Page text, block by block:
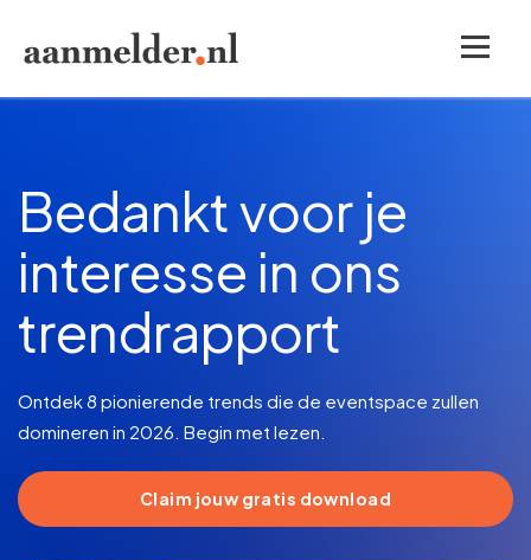
Bedankt voor je
interesse in ons
trendrapport
Ontdek 8 pionierende trends die de eventspace zullen
domineren in 2026. Begin met lezen.
Claim jouw gratis download